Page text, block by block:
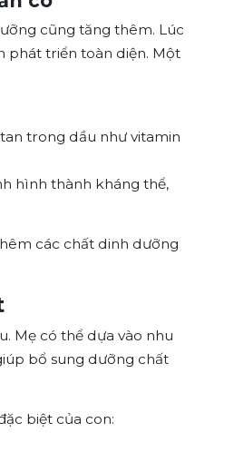
cũng tăng thêm. Lúc
phát triển toàn diện. Một
trong dầu như vitamin
hình thành kháng thể,
các chất dinh dưỡng
Mẹ có thể dựa vào nhu
bổ sung dưỡng chất
biệt của con: